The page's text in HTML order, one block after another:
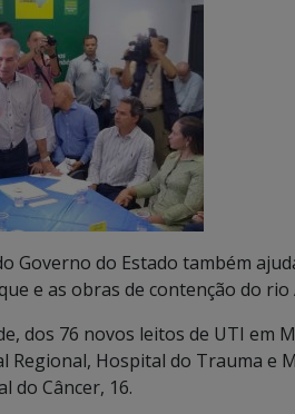
Governo do Estado também
e as obras de contenção do
dos 76 novos leitos de UTI em
Regional, Hospital do Trauma e
do Câncer, 16.